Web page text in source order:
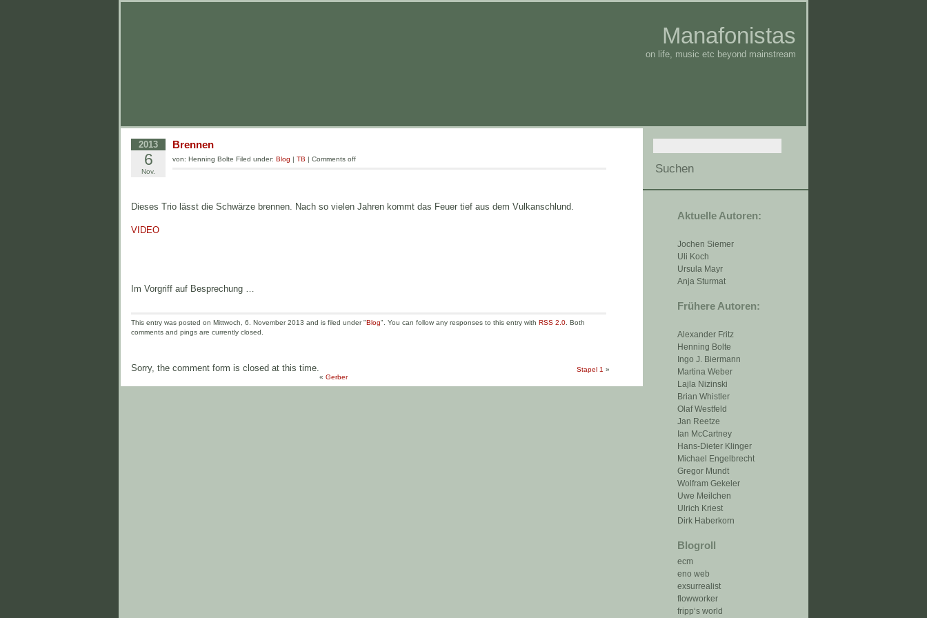
Manafonistas
on life, music etc beyond mainstream
Aktuelle Autoren:
Jochen Siemer
Uli Koch
Ursula Mayr
Anja Sturmat
Frühere Autoren:
Alexander Fritz
Henning Bolte
Ingo J. Biermann
Martina Weber
Lajla Nizinski
Brian Whistler
Olaf Westfeld
Jan Reetze
Ian McCartney
Hans-Dieter Klinger
Michael Engelbrecht
Gregor Mundt
Wolfram Gekeler
Uwe Meilchen
Ulrich Kriest
Dirk Haberkorn
Blogroll
ecm
eno web
exsurrealist
flowworker
fripp‘s world
2013
6
Nov.
Brennen
von: Henning Bolte Filed under: Blog | TB | Comments off
Dieses Trio lässt die Schwärze brennen. Nach so vielen Jahren kommt das Feuer tief aus dem Vulkanschlund.
VIDEO
Im Vorgriff auf Besprechung …
This entry was posted on Mittwoch, 6. November 2013 and is filed under "Blog". You can follow any responses to this entry with RSS 2.0. Both
comments and pings are currently closed.
Sorry, the comment form is closed at this time. Stapel 1 »
« Gerber